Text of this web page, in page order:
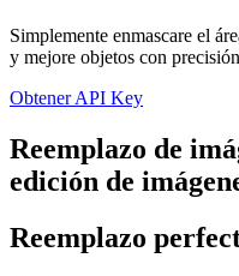
Simplemente enmascare el
y mejore objetos con
Obtener API Key
Reemplazo de
edición de
Reemplazo